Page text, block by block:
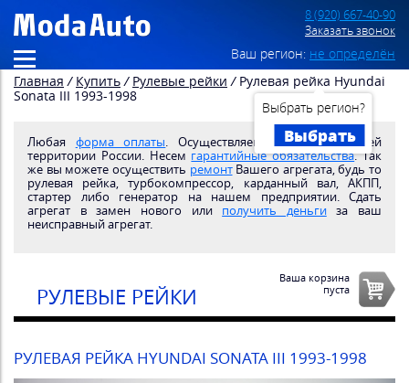
8 (920) 667-40-90
Заказать звонок
Ваш регион: не определён
Выбрать регион?
Выбрать
Главная / Купить / Рулевые рейки / Рулевая рейка Hyundai
Sonata III 1993-1998
Любая форма оплаты. Осуществляем доставкупо всей
территории России. Несем гарантийные обязательства. Так
же вы можете осуществить ремонтВашего агрегата, будь то
рулевая рейка, турбокомпрессор, карданный вал, АКПП,
стартер либо генератор на нашем предприятии. Сдать
агрегат в замен нового или получить деньгиза ваш
неисправный агрегат.
РУЛЕВЫЕ РЕЙКИ
Ваша корзина
пуста
РУЛЕВАЯ РЕЙКА HYUNDAI SONATA III 1993-1998